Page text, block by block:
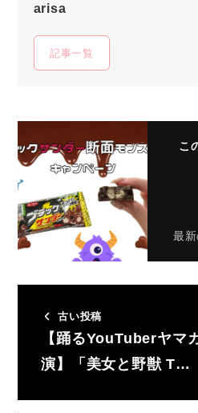
arisa
記事一覧
こ
最
古い投稿
【踊るYouTuberヤマ
演】「美女と野獣 T…